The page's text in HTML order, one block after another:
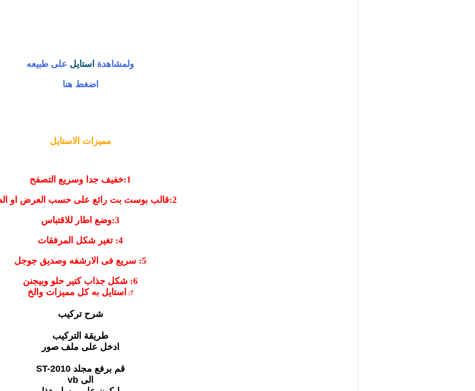
ولمشاهدة استايل على طبيعه
اضغط هنا
مميزات الاستايل
1:خفيف جدا وسريع التصفح
2:قالب بوست بت رائع على حسب العرض او الطول
3:وضع اطار للاقتباس
4: تغير شكل المرفقات
5: سريع فى الارشفه وصديق جوجل
6: شكل جذاب كتير حلو وبيجنن
7: استايل به كل مميزات والخ
شرح تركيب
طريقة التركيب
ادخل على ملف صور
قم برفع مجلد ST-2010
الى vb